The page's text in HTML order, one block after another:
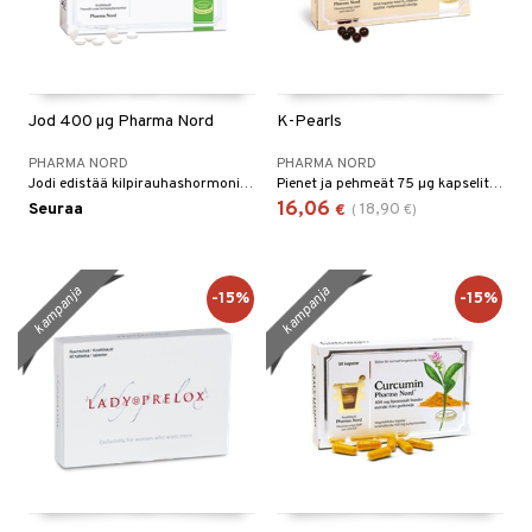
Jod 400 µg Pharma Nord
PHARMA NORD
Jodi edistää kilpirauhashormonien normaalia tuotantoa ja kilpirauhasen normaalia toimintaa.
Seuraa
K-Pearls
PHARMA NORD
Pienet ja pehmeät 75 µg kapselit sisältävät puhdasta K2 vitamiinia (menakinoni MK-7).
16,06 € ( 18,90 €)
kampanja -15% kampanja -15%